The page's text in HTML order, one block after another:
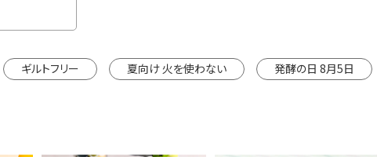
ギルトフリー 夏向け 火を使わない 発酵の日 8月5日